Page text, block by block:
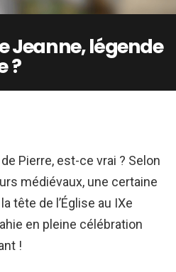
Jeanne, légende
?
Pierre, est-ce vrai ? Selon
médiévaux, une certaine
tête de l’Église au IXe
en pleine célébration
!